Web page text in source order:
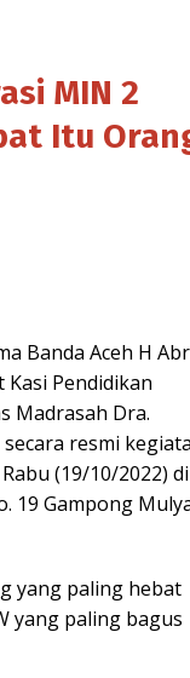
MIN 2
Itu
Banda Aceh H
Kasi Pendidikan
Madrasah Dra.
resmi
(19/10/2022) di
19 Gampong
yang paling hebat
yang paling bagus